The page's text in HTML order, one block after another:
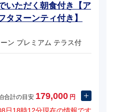
いただく朝食付き【ア
タヌーンティ付き】
プレミアム テラス付
合計の目安 179,000 円
日18時12分現在の情報です